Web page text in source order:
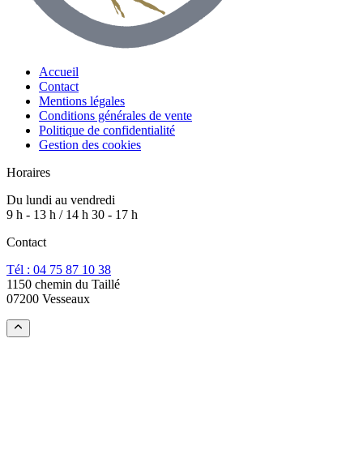
Accueil
Contact
Mentions légales
Conditions générales de vente
Politique de confidentialité
Gestion des cookies
Horaires
Du lundi au vendredi
9 h - 13 h / 14 h 30 - 17 h
Contact
Tél : 04 75 87 10 38
1150 chemin du Taillé
07200 Vesseaux